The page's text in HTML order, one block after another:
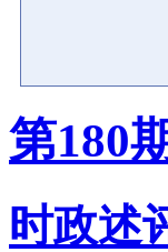
第180
时政述